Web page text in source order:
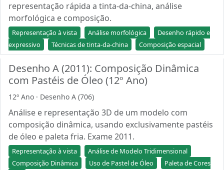
representação rápida a tinta-da-china, análise
morfológica e composição.
Representação à vista Análise morfológica
Desenho rápido e
expressivo
Técnicas de tinta-da-china Composição espacial
Desenho A (2011): Composição Dinâmica
com Pastéis de Óleo (12º Ano)
12º Ano · Desenho A (706)
Análise e representação 3D de um modelo com
composição dinâmica, usando exclusivamente pastéis
de óleo e paleta fria. Exame 2011.
Representação à vista
Análise de Modelo Tridimensional
Composição Dinâmica
Uso de Pastel de Óleo
Paleta de Cores